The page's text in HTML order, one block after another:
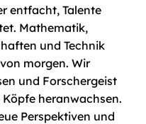
entfacht, Talente
Mathematik,
und Technik
morgen. Wir
und Forschergeist
heranwachsen.
Perspektiven und